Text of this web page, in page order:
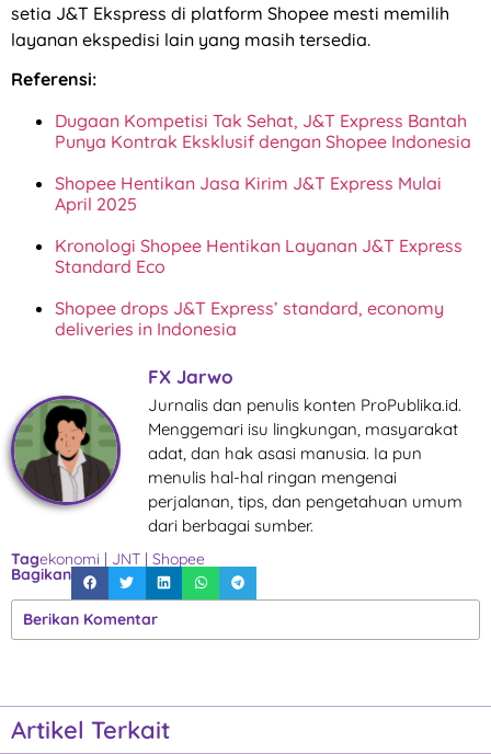
setia J&T Ekspress di platform Shopee mesti memilih
layanan ekspedisi lain yang masih tersedia.
Referensi:
Dugaan Kompetisi Tak Sehat, J&T Express Bantah
Punya Kontrak Eksklusif dengan Shopee Indonesia
Shopee Hentikan Jasa Kirim J&T Express Mulai
April 2025
Kronologi Shopee Hentikan Layanan J&T Express
Standard Eco
Shopee drops J&T Express’ standard, economy
deliveries in Indonesia
FX Jarwo
Jurnalis dan penulis konten ProPublika.id.
Menggemari isu lingkungan, masyarakat
adat, dan hak asasi manusia. Ia pun
menulis hal-hal ringan mengenai
perjalanan, tips, dan pengetahuan umum
dari berbagai sumber.
Tagekonomi | JNT | Shopee
Bagikan
Berikan Komentar
Artikel Terkait